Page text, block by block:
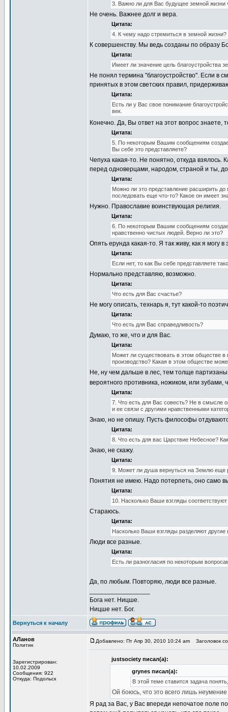
3. Важно ли для Вас будущее земной жизни
Не очень. Важнее долг и вера.
Цитата:
4. К чему надо стремиться в земной жизни?
К совершенству. Мы ведь созданы по образу
Цитата:
Имеет ли значение цель благоустройства
Не понял термина "благоустройство". Если в
принятых в этом светских правил,
Цитата:
Есть ли у Вас свое понимание
век.
Конечно. Да, Вы ответ на этот вопрос знаете,
Цитата:
5. По некоторым Вашим сообщениям
Вы себе это представляете?
Чепуха какая-то. Не понятно, откуда взялось.
перед одноверцами, народом, страной и ты,
Цитата:
Можно ли это представление расширить
последовать еще что-то? Какое он имеет
Нужно. Православие воинствующая религия.
Цитата:
6. По некоторым Вашим сообщениям
нравственно чистых людей. Верно ли это?
Опять ерунда какая-то. Я так живу, как я могу в
Цитата:
Если нет, то как Вы себе представляете
Нормально представляю, возможно.
Цитата:
Что есть для Вас счастье?
Не могу описать, технарь я, тут какой-то
Цитата:
Что есть для Вас справедливость?
Думаю, то же, что и для Вас.
Цитата:
Может ли существовать в этом обществе в
производство? Какая в этом обществе
Не, ну чем дальше в лес, тем толще
вероятного противника, ножиком, или зубами,
Цитата:
7. Что есть для Вас совесть? Не в смысле
и ее связи с другими нравственными
Знаю, но не опишу. Пусть философы
Цитата:
8. Что есть для вас Царствие Небесное?
Знаю, не скажу.
Цитата:
9. Может ли душа вернуться на Землю еще
Понятия не имею. Надо потерпеть, оно само
Цитата:
10. Насколько Ваши взгляды
Стараюсь.
Цитата:
Насколько Ваши взгляды разделяют
Люди все разные.
Цитата:
Есть ли разногласия по некоторым
Да, по любым. Повторяю, люди все разные.
Бога нет. Ницше.
Ницше нет. Бог.
Вернуться к началу
АЛанов
Политик
Зарегистрирован:
10.02.2009
Сообщения: 922
Откуда: Подольск
Добавлено: Пт Апр 30, 2010 10:24 am Заголовок
justsociety писал(а):
grynes писал(а):
В этой теме ставится задача
Ой боюсь, что это всего лишь
Я рад за Вас, у Вас впереди непочатое поле